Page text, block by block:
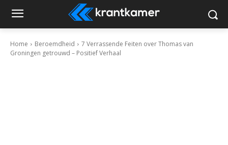
Home Beroemdheid
7 Verrassende Feiten over Thomas van
Groningen getrouwd – Positief Verhaal